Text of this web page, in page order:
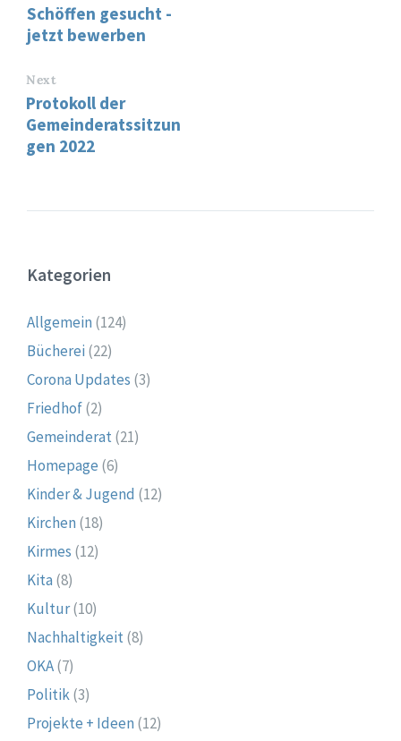
Schöffen gesucht -
jetzt bewerben
Next
Protokoll der
Gemeinderatssitzun
gen 2022
Kategorien
Allgemein (124)
Bücherei (22)
Corona Updates (3)
Friedhof(2)
Gemeinderat(21)
Homepage (6)
Kinder & Jugend (12)
Kirchen (18)
Kirmes (12)
Kita (8)
Kultur(10)
Nachhaltigkeit(8)
OKA(7)
Politik(3)
Projekte + Ideen (12)